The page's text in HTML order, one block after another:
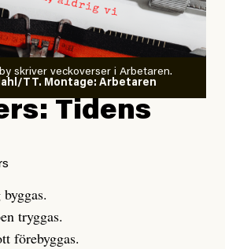
vänstern
2026
2026
2026
2026
skriver veckoverser i Arbetaren.
TT. Montage: Arbetaren
Tidens
tryggas.
förebyggas.